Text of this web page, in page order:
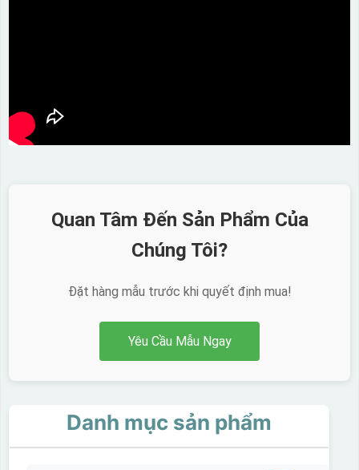
Quan Tâm Đến Sản Phẩm Của
Chúng Tôi?
Đặt hàng mẫu trước khi quyết định mua!
Yêu Cầu Mẫu Ngay
Danh mục sản phẩm